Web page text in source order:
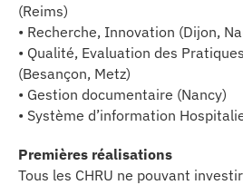
un CHU
(Reims)
• Recherche, Innovation (Dijon,
• Qualité, Evaluation des
(Besançon, Metz)
• Gestion documentaire (Nancy)
• Système d’information
Premières réalisations
Tous les CHRU ne pouvant